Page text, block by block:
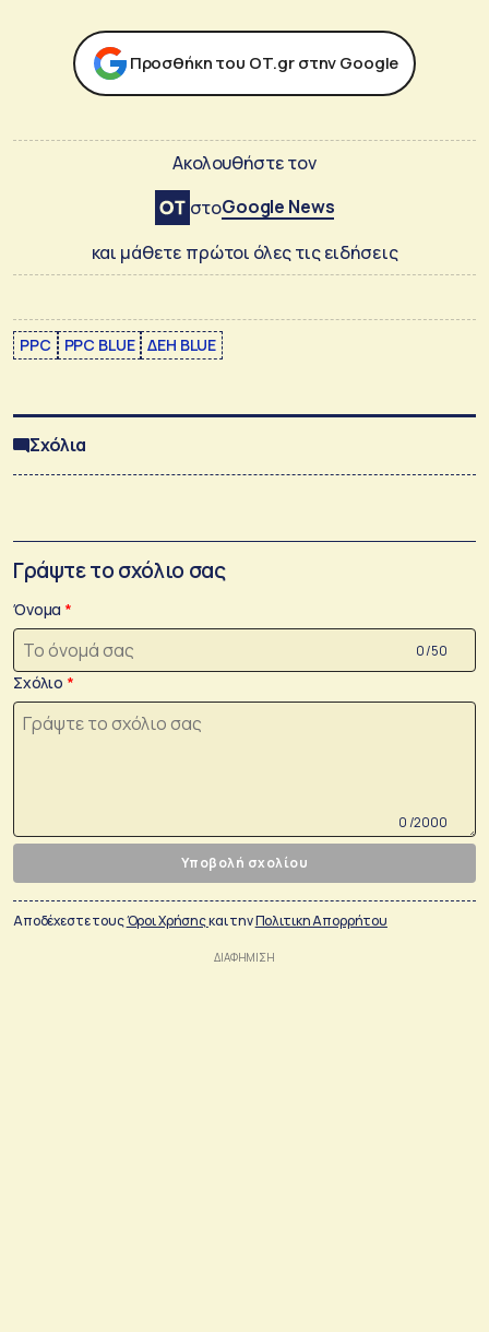
Προσθήκη του ΟΤ.gr στην Google
Ακολουθήστε τον
στοGoogle News
και μάθετε πρώτοι όλες τις ειδήσεις
PPC PPC BLUE ΔΕΗ BLUE
Σχόλια
Γράψτε το σχόλιο σας
Όνομα
0 /50
Σχόλιο
0 /2000
Υποβολή σχολίου
Αποδέχεστε τουςΌροι Χρήσηςκαι τηνΠολιτικη Απορρήτου